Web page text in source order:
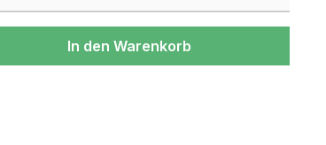
Wert ein oder benutze die Schaltflächen
In den Warenkorb